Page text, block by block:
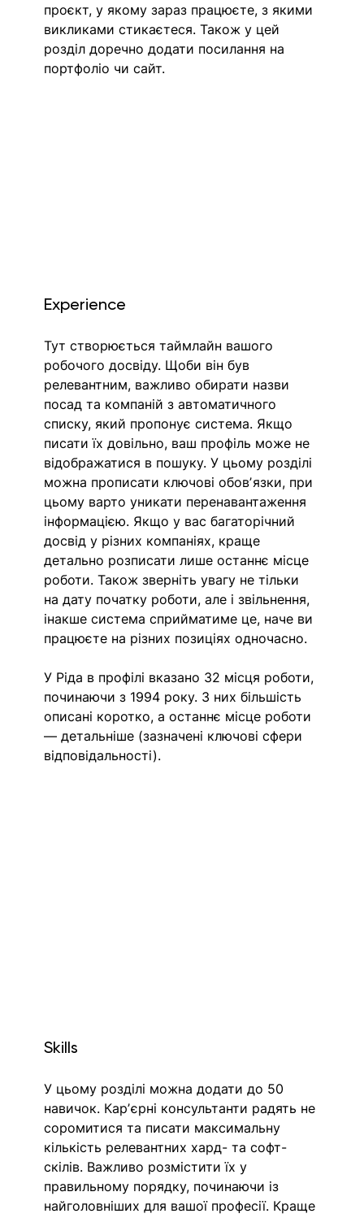
проєкт, у якому зараз працюєте, з якими
викликами стикаєтеся. Також у цей
розділ доречно додати посилання на
портфоліо чи сайт.
Experience
Тут створюється таймлайн вашого
робочого досвіду. Щоби він був
релевантним, важливо обирати назви
посад та компаній з автоматичного
списку, який пропонує система. Якщо
писати їх довільно, ваш профіль може не
відображатися в пошуку. У цьому розділі
можна прописати ключові обовʼязки, при
цьому варто уникати перенавантаження
інформацією. Якщо у вас багаторічний
досвід у різних компаніях, краще
детально розписати лише останнє місце
роботи. Також зверніть увагу не тільки
на дату початку роботи, але і звільнення,
інакше система сприйматиме це, наче ви
працюєте на різних позиціях одночасно.
У Ріда в профілі вказано 32 місця роботи,
починаючи з 1994 року. З них більшість
описані коротко, а останнє місце роботи
— детальніше (зазначені ключові сфери
відповідальності).
Skills
У цьому розділі можна додати до 50
навичок. Карʼєрні консультанти радять не
соромитися та писати максимальну
кількість релевантних хард- та софт-
скілів. Важливо розмістити їх у
правильному порядку, починаючи із
найголовніших для вашої професії. Краще